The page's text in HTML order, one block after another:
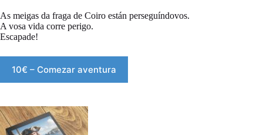
As meigas da fraga de Coiro están perseguíndovos.
A vosa vida corre perigo.
Escapade!
10€ – Comezar aventura